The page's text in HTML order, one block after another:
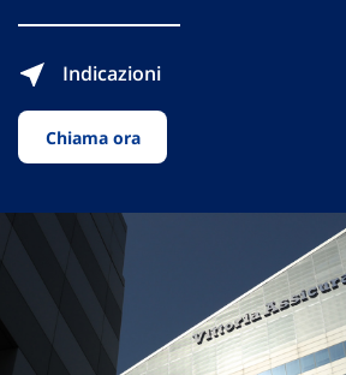
Indicazioni
Chiama ora